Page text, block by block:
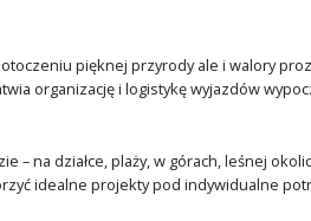
pięknej przyrody ale i walory
organizację i logistykę wyjazdów
– na działce, plaży, w górach, leśnej
idealne projekty pod indywidualne